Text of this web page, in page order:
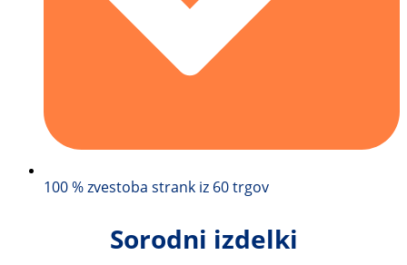
100 % zvestoba strank iz 60 trgov
Sorodni izdelki